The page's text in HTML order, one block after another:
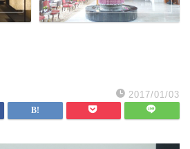
2017/01/03